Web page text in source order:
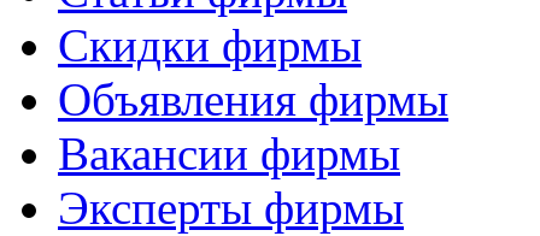
Скидки фирмы
Объявления фирмы
Вакансии фирмы
Эксперты фирмы